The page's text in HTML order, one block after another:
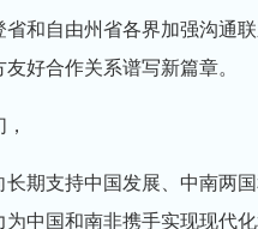
和自由州省各界加强沟通
好合作关系谱写新篇章。
期支持中国发展、中南两
为中国和南非携手实现现代